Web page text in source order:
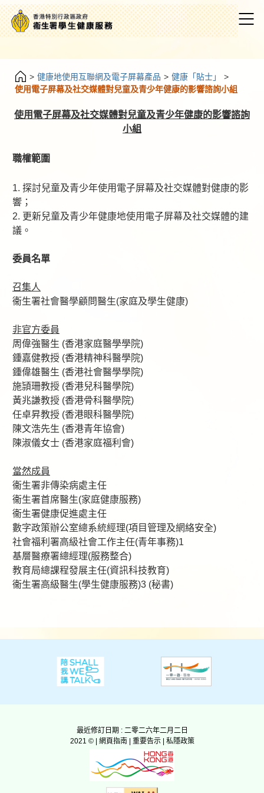
> 健康地使用互聯網及電子屏幕產品 > 健康「貼士」
>
使用電子屏幕及社交媒體對兒童及青少年健康的影響諮詢小組
使用電子屏幕及社交媒體對兒童及青少年健康的影響諮詢
小組
職權範圍
1. 探討兒童及青少年使用電子屏幕及社交媒體對健康的影
響；
2. 更新兒童及青少年健康地使用電子屏幕及社交媒體的建
議。
委員名單
召集人
衞生署社會醫學顧問醫生(家庭及學生健康)
非官方委員
周偉強醫生 (香港家庭醫學學院)
鍾嘉健教授 (香港精神科醫學院)
鍾偉雄醫生 (香港社會醫學學院)
施頴珊教授 (香港兒科醫學院)
黃兆謙教授 (香港骨科醫學院)
任卓昇教授 (香港眼科醫學院)
陳文浩先生 (香港青年協會)
陳淑儀女士 (香港家庭福利會)
當然成員
衞生署非傳染病處主任
衞生署首席醫生(家庭健康服務)
衞生署健康促進處主任
數字政策辦公室總系統經理(項目管理及網絡安全)
社會福利署高級社會工作主任(青年事務)1
基層醫療署總經理(服務整合)
教育局總課程發展主任(資訊科技教育)
衞生署高級醫生(學生健康服務)3 (秘書)
最近修訂日期 : 二零二六年二月二日
2021 © | 網頁指南 重要告示| 私隱政策